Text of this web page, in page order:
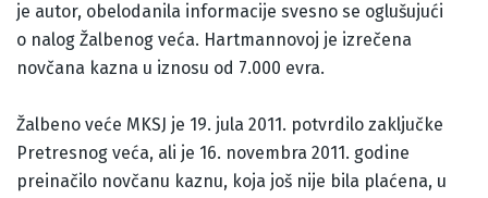
je autor, obelodanila informacije svesno se oglušujući
o nalog Žalbenog veća. Hartmannovoj je izrečena
novčana kazna u iznosu od 7.000 evra.
Žalbeno veće MKSJ je 19. jula 2011. potvrdilo zaključke
Pretresnog veća, ali je 16. novembra 2011. godine
preinačilo novčanu kaznu, koja još nije bila plaćena, u